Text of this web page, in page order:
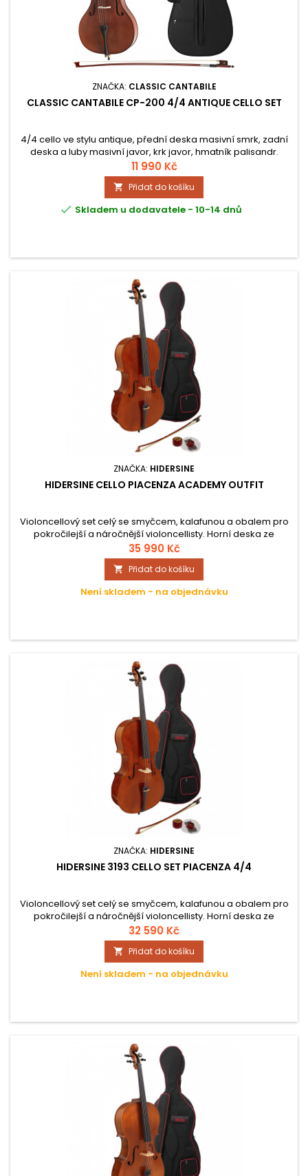
ZNAČKA: CLASSIC CANTABILE
CLASSIC CANTABILE CP-200 4/4 ANTIQUE CELLO SET
4/4 cello ve stylu antique, přední deska masivní smrk, zadní
deska a luby masivní javor, krk javor, hmatník palisandr.
11 990 Kč
 Přidat do košíku
 Skladem u dodavatele - 10-14 dnů
ZNAČKA: HIDERSINE
HIDERSINE CELLO PIACENZA ACADEMY OUTFIT
Violoncellový set celý se smyčcem, kalafunou a obalem pro
pokročilejší a náročnější violoncellisty. Horní deska ze
smrkového masivu, zadní deska a luby z javoru, ebenový
hmatník, kolíky Wittner FineTune.
35 990 Kč
 Přidat do košíku
Není skladem - na objednávku
ZNAČKA: HIDERSINE
HIDERSINE 3193 CELLO SET PIACENZA 4/4
Violoncellový set celý se smyčcem, kalafunou a obalem pro
pokročilejší a náročnější violoncellisty. Horní deska ze
smrkového masivu, zadní deska a luby z javoru. Ebenové
kolíky, hmatník.
32 590 Kč
 Přidat do košíku
Není skladem - na objednávku